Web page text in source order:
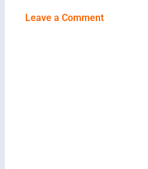
Leave a Comment